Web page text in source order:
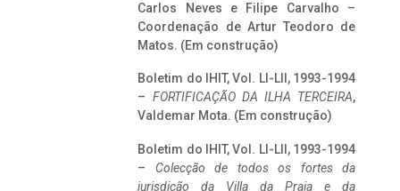
Carlos Neves e Filipe Carvalho –
Coordenação de Artur Teodoro de
Matos. (Em construção)
Boletim do IHIT, Vol. LI-LII, 1993-1994
– FORTIFICAÇÃO DA ILHA TERCEIRA,
Valdemar Mota. (Em construção)
Boletim do IHIT, Vol. LI-LII, 1993-1994
– Colecção de todos os fortes da
jurisdição da Villa da Praia e da